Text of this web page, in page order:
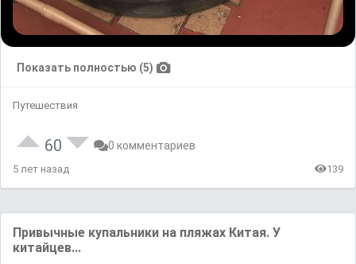
Показать полностью (5)
Путешествия
60 0 комментариев
5 лет назад 139
Привычные купальники на пляжах Китая. У
китайцев...